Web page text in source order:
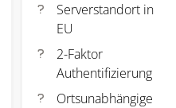
Serverstandort in
EU
2-Faktor
Authentifizierung
Ortsunabhängige